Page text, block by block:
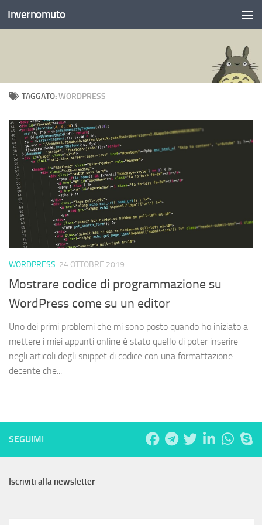
Salta al contenuto
Invernomuto
TAGGATO:WORDPRESS
WORDPRESS 24 OTTOBRE 2019
Mostrare codice di programmazione su
WordPress come su un editor
Uno dei primi problemi che mi sono posto quando ho iniziato a
mettere i miei appunti online è stato quello di poter inserire
negli articoli degli snippet di codice con una formattazione
decente che...
SEGUIMI
Iscriviti alla newsletter